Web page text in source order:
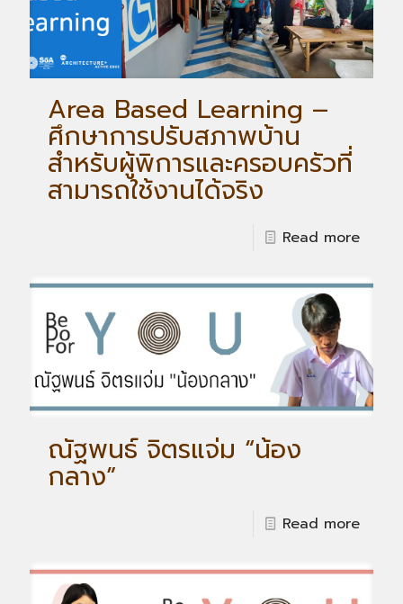
Area Based Learning –
ศึกษาการปรับสภาพบ้าน
สำหรับผู้พิการและครอบครัวที่
สามารถใช้งานได้จริง
Read more
ณัฐพนธ์ จิตรแจ่ม “น้อง
กลาง”
Read more